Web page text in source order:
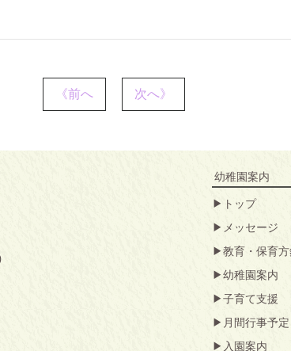
《前へ 次へ》
幼稚園案内
トップ
メッセージ
教育・保育
幼稚園案内
子育て支援
月間行事予定
入園案内